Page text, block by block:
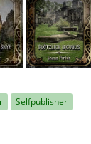
Selfpublisher